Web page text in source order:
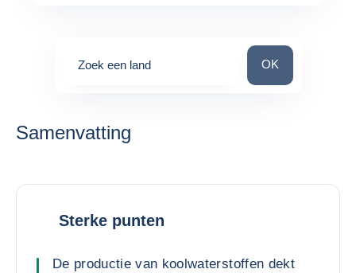
Zoek een land Zoek een land
OK
Samenvatting
Sterke punten
De productie van koolwaterstoffen dekt